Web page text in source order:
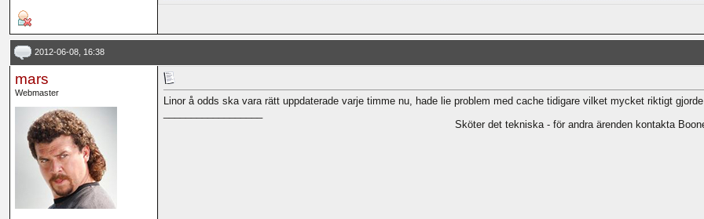
2012-06-08, 16:38
mars
Webmaster
Linor å odds ska vara rätt uppdaterade varje timme nu, hade lie problem med cache tidigare vilket mycket riktigt
Sköter det tekniska - för andra ärenden kontakta